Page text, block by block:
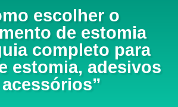
escolher o
de estomia
completo para
estomia, adesivos
acessórios”